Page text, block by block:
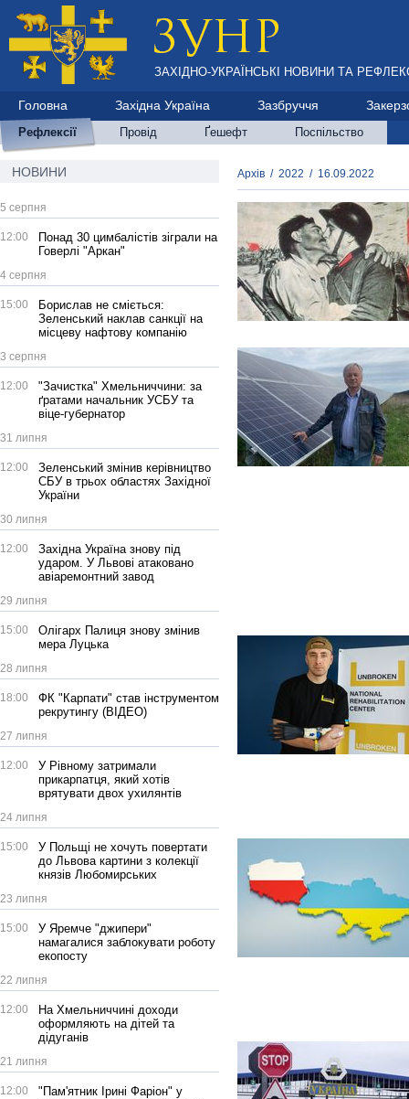
ЗАХІДНО-УКРАЇНСЬКІ НОВИНИ ТА
Головна Західна Україна Зазбруччя
Рефлексії Провід Ґешефт Поспільство
НОВИНИ
5 серпня
12:00
Понад 30 цимбалістів зіграли на
Говерлі "Аркан"
4 серпня
15:00
Борислав не сміється:
Зеленський наклав санкції на
місцеву нафтову компанію
3 серпня
12:00
"Зачистка" Хмельниччини: за
ґратами начальник УСБУ та
віце-губернатор
31 липня
12:00
Зеленський змінив керівництво
СБУ в трьох областях Західної
України
30 липня
12:00
Західна Україна знову під
ударом. У Львові атаковано
авіаремонтний завод
29 липня
15:00
Олігарх Палиця знову змінив
мера Луцька
28 липня
18:00
ФК "Карпати" став інструментом
рекрутингу (ВІДЕО)
27 липня
12:00
У Рівному затримали
прикарпатця, який хотів
врятувати двох ухилянтів
24 липня
15:00
У Польщі не хочуть повертати
до Львова картини з колекції
князів Любомирських
23 липня
15:00
У Яремче "джипери"
намагалися заблокувати роботу
екопосту
22 липня
12:00
На Хмельниччині доходи
оформляють на дітей та
дідуганів
21 липня
12:00
"Пам'ятник Ірині Фаріон" у
Архів / 2022 / 16.09.2022